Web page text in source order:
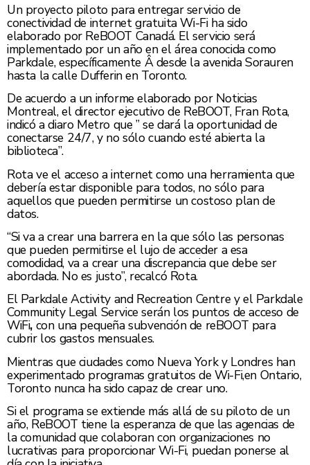
Un proyecto piloto para entregar servicio de
conectividad de internet gratuita Wi-Fi ha sido
elaborado por ReBOOT Canadá. El servicio será
implementado por un año en el área conocida como
Parkdale, específicamente Â desde la avenida Sorauren
hasta la calle Dufferin en Toronto.
De acuerdo a un informe elaborado por Noticias
Montreal, el director ejecutivo de ReBOOT, Fran Rota,
indicó a diaro Metro que ” se dará la oportunidad de
conectarse 24/7, y no sólo cuando esté abierta la
biblioteca”.
Rota ve el acceso a internet como una herramienta que
debería estar disponible para todos, no sólo para
aquellos que pueden permitirse un costoso plan de
datos.
“Si va a crear una barrera en la que sólo las personas
que pueden permitirse el lujo de acceder a esa
comodidad, va a crear una discrepancia que debe ser
abordada. No es justo”, recalcó Rota.
El Parkdale Activity and Recreation Centre y el Parkdale
Community Legal Service serán los puntos de acceso de
WiFi, con una pequeña subvención de reBOOT para
cubrir los gastos mensuales.
Mientras que ciudades como Nueva York y Londres han
experimentado programas gratuitos de Wi-Fi,en Ontario,
Toronto nunca ha sido capaz de crear uno.
Si el programa se extiende más allá de su piloto de un
año, ReBOOT tiene la esperanza de que las agencias de
la comunidad que colaboran con organizaciones no
lucrativas para proporcionar Wi-Fi, puedan ponerse al